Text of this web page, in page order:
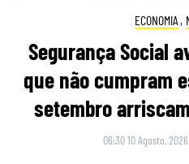
ECONOMIA ,
Segurança Social
que não cumpram
setembro
06:30 10 Agosto, 2026